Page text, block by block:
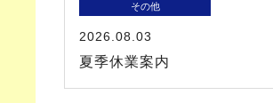
その他
2026.08.03
夏季休業案内